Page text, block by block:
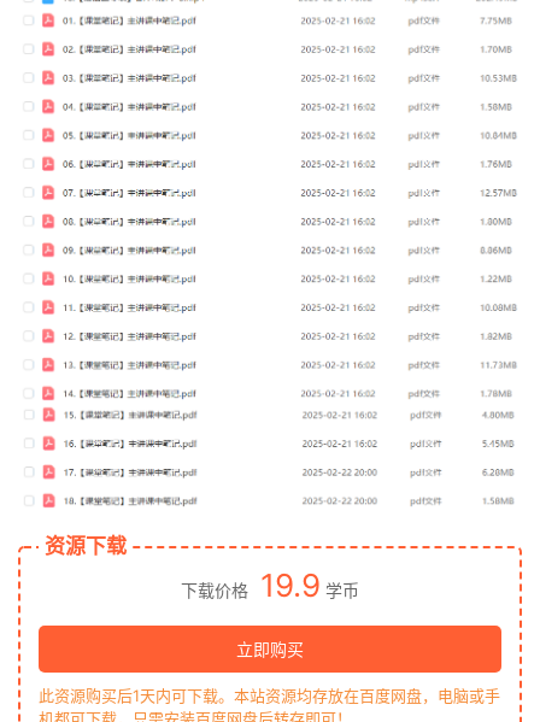
资源下载
下载价格 19.9 学币
立即购买
此资源购买后1天内可下载。本站资源均存放在百度网盘，电脑或手